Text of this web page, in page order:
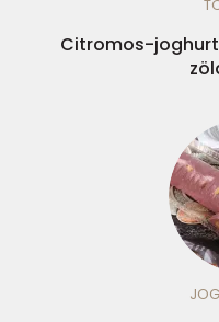
Citromos-